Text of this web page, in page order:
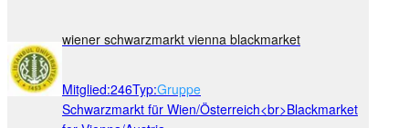
wiener schwarzmarkt vienna blackmarket
Mitglied:246Typ:Gruppe
Schwarzmarkt für Wien/Österreich<br>Blackmarket